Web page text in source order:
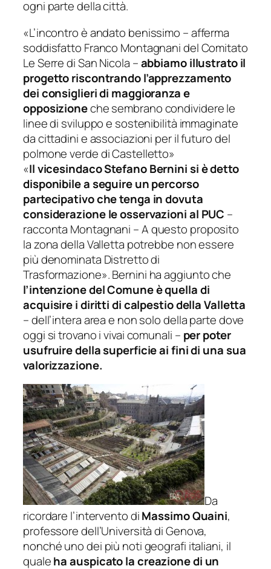
ogni parte della città.
«L’incontro è andato benissimo – afferma
soddisfatto Franco Montagnani del Comitato
Le Serre di San Nicola –abbiamo illustrato il
progetto riscontrando l’apprezzamento
dei consiglieri di maggioranza e
opposizioneche sembrano condividere le
linee di sviluppo e sostenibilità immaginate
da cittadini e associazioni per il futuro del
polmone verde di Castelletto»
«Il vicesindaco Stefano Bernini si è detto
disponibile a seguire un percorso
partecipativo che tenga in dovuta
considerazione le osservazioni al PUC –
racconta Montagnani –A questo proposito
la zona della Valletta potrebbe non essere
più denominata Distretto di
Trasformazione». Bernini ha aggiunto che
l’intenzione del Comune è quella di
acquisire i diritti di calpestio della Valletta
– dell’intera area e non solo della parte dove
oggi si trovano i vivai comunali – per poter
usufruire della superficie ai fini di una sua
valorizzazione.
Da
ricordare l’intervento diMassimo Quaini,
professore dell’Università di Genova,
nonché uno dei più noti geografi italiani, il
qualeha auspicato la creazione di un